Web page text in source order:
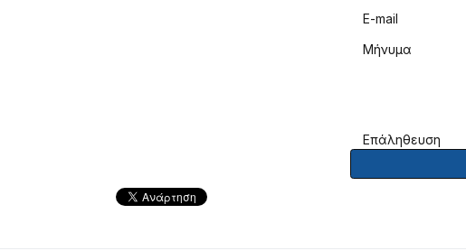
E-mail
Μήνυμα
Επάληθευση